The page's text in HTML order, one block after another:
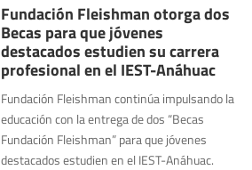
Fundación Fleishman otorga dos
Becas para que jóvenes
destacados estudien su carrera
profesional en el IEST-Anáhuac
Fundación Fleishman continúa impulsando la
educación con la entrega de dos “Becas
Fundación Fleishman” para que jóvenes
destacados estudien en el IEST-Anáhuac.